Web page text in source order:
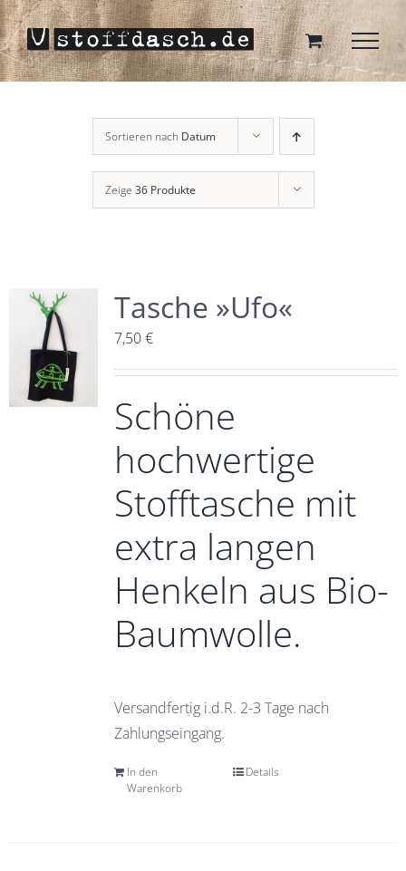
Zum
Inhalt
springen
Sortieren nach Datum
Zeige 36 Produkte
Tasche »Ufo«
7,50€
Schöne
hochwertige
Stofftasche mit
extra langen
Henkeln aus Bio-
Baumwolle.
Versandfertig i.d.R. 2-3 Tage nach
Zahlungseingang.
In den
Warenkorb
Details